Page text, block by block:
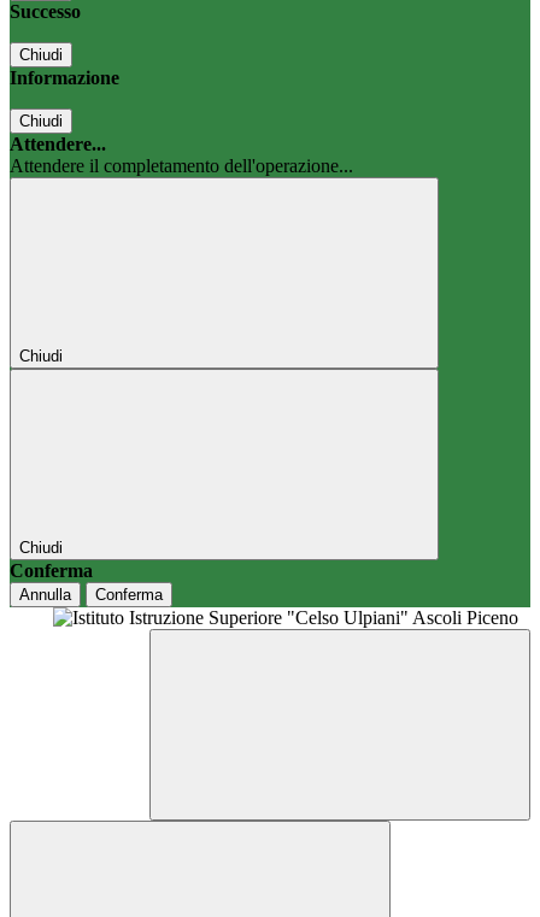
Successo
Chiudi
Informazione
Chiudi
Attendere...
Attendere il completamento dell'operazione...
Chiudi
Chiudi
Conferma
Annulla Conferma